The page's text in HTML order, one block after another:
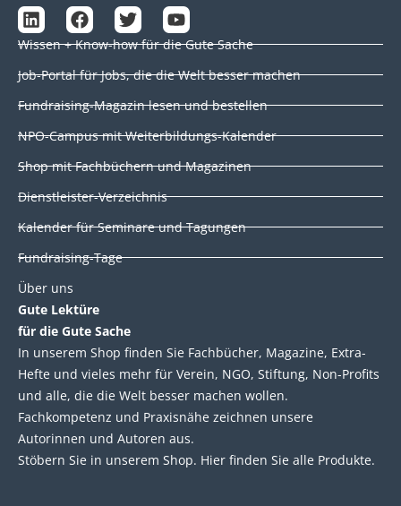
L
i
n
k
e
d
n
F
a
c
e
b
o
o
k
T
w
i
t
e
Y
o
u
t
u
b
Wissen + Know-how für die Gute Sache
Job-Portal für Jobs, die die Welt besser machen
Fundraising-Magazin lesen und bestellen
NPO-Campus mit Weiterbildungs-Kalender
Shop mit Fachbüchern und Magazinen
Dienstleister-Verzeichnis
Kalender für Seminare und Tagungen
Fundraising-Tage
Über uns
Gute Lektüre
für die Gute Sache
In unserem Shop finden Sie Fachbücher, Magazine, Extra-
Hefte und vieles mehr für Verein, NGO, Stiftung, Non-Profits
und alle, die die Welt besser machen wollen.
Fachkompetenz und Praxisnähe zeichnen unsere
Autorinnen und Autoren aus.
Stöbern Sie in unserem Shop. Hier finden Sie alle Produkte.